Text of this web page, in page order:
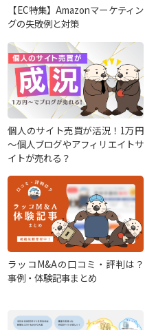
【EC特集】Amazonマーケティン
グの失敗例と対策
個人のサイト売買が活況！1万円
～個人ブログやアフィリエイトサ
イトが売れる？
ラッコM&Aの口コミ・評判は？
事例・体験記事まとめ